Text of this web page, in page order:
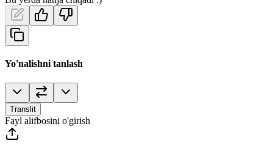
Yo'nalishni tanlash
Translit
Fayl alifbosini o'girish